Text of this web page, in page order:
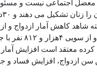
معضل اجتماعی نیست و
کاهش آمار ازدواج و
کرده معتقد است افزایش
ازدواج، افزایش فساد و